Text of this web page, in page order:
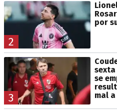
2
por
3
sexta
se
mal a